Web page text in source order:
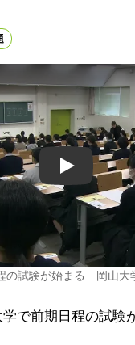
Play
の試験が始まる 岡山大
で前期日程の試験